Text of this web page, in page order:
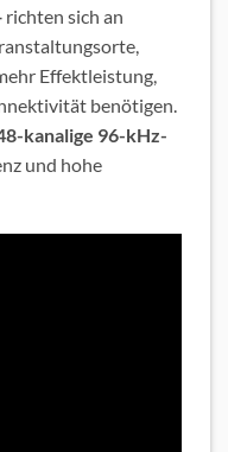
richten sich an
Effektleistung,
benötigen.
kanalige 96-kHz-
und hohe